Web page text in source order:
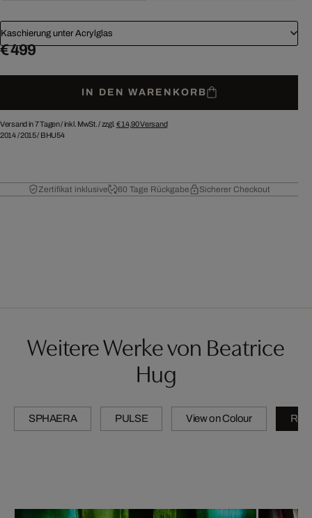
Kaschierung unter Acrylglas
€ 499
IN DEN WARENKORB
Versand in 7 Tagen /inkl. MwSt. / zzgl. € 14,90Versand
2014/2015/ BHU54
Zertifikat inklusive 60 Tage Rückgabe Sicherer Checkout
Weitere Werke von Beatrice
Hug
SPHAERA PULSE View on Colour